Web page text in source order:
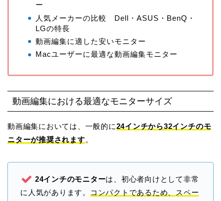
ー
人気メーカーの比較 Dell・ASUS・BenQ・
LGの特長
動画編集に適した安いモニター
Macユーザーに最適な動画編集モニター
動画編集における最適なモニターサイズ
動画編集においては、一般的に24インチから32インチのモ
ニターが推奨されます。
24インチのモニターは、初心者向けとして非常
に人気があります。
コンパクトであるため、スペー